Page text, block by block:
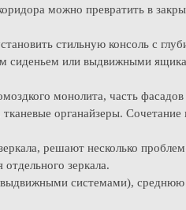
можно превратить в
стильную консоль с
сиденьем или выдвижными
монолита, часть
тканевые органайзеры.
решают несколько
зеркала.
системами),